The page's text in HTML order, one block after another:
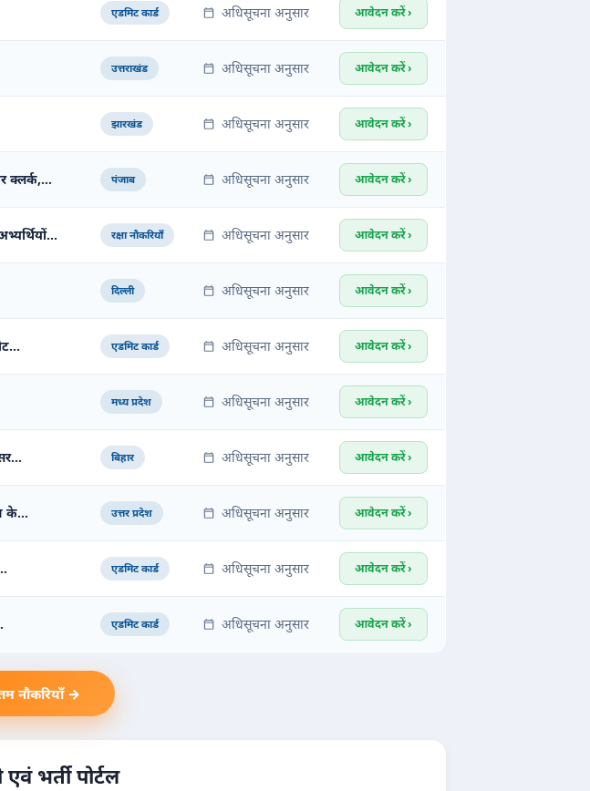
एडमिट कार्ड अधिसूचना अनुसार आवेदन करें ›
उत्तराखंड अधिसूचना अनुसार आवेदन करें ›
झारखंड अधिसूचना अनुसार आवेदन करें ›
क्लर्क,… पंजाब अधिसूचना अनुसार आवेदन करें ›
रक्षा नौकरियाँ अधिसूचना अनुसार आवेदन करें ›
दिल्ली अधिसूचना अनुसार आवेदन करें ›
एडमिट कार्ड अधिसूचना अनुसार आवेदन करें ›
मध्य प्रदेश अधिसूचना अनुसार आवेदन करें ›
बिहार अधिसूचना अनुसार आवेदन करें ›
के… उत्तर प्रदेश अधिसूचना अनुसार आवेदन करें ›
एडमिट कार्ड अधिसूचना अनुसार आवेदन करें ›
एडमिट कार्ड अधिसूचना अनुसार आवेदन करें ›
नौकरियाँ →
भर्ती पोर्टल